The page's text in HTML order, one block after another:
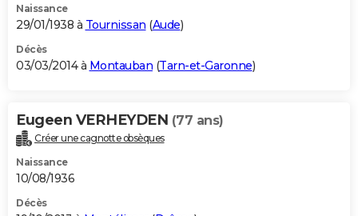
Naissance
29/01/1938 à Tournissan (Aude)
Décès
03/03/2014 à Montauban (Tarn-et-Garonne)
Eugeen VERHEYDEN (77 ans)
Créer une cagnotte obsèques
Naissance
10/08/1936
Décès